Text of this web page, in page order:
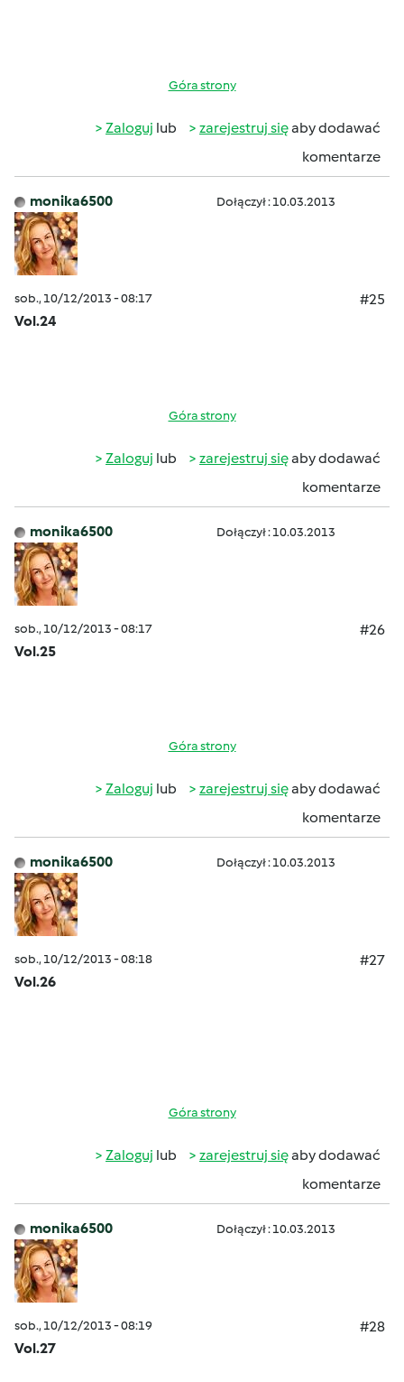
Góra strony
Zaloguj lub zarejestruj sięaby dodawać
komentarze
monika6500 Dołączył : 10.03.2013
sob., 10/12/2013 - 08:17
#25
Vol.24
Góra strony
Zaloguj lub zarejestruj sięaby dodawać
komentarze
monika6500 Dołączył : 10.03.2013
sob., 10/12/2013 - 08:17
#26
Vol.25
Góra strony
Zaloguj lub zarejestruj sięaby dodawać
komentarze
monika6500 Dołączył : 10.03.2013
sob., 10/12/2013 - 08:18
#27
Vol.26
Góra strony
Zaloguj lub zarejestruj sięaby dodawać
komentarze
monika6500 Dołączył : 10.03.2013
sob., 10/12/2013 - 08:19
#28
Vol.27